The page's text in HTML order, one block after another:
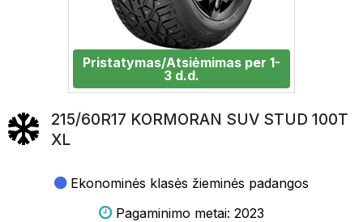
Pristatymas/Atsiėmimas per 1-
3 d.d.
215/60R17 KORMORAN SUV STUD 100T
XL
Ekonominės klasės žieminės padangos
Pagaminimo metai: 2023